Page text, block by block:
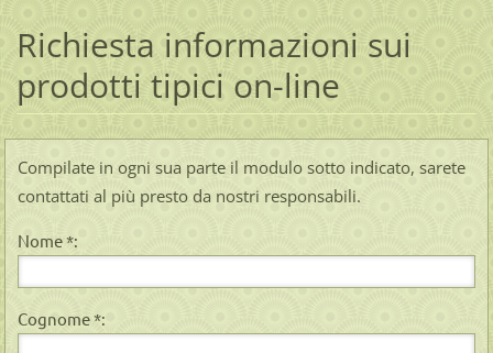
Richiesta informazioni sui
prodotti tipici on-line
Compilate in ogni sua parte il modulo sotto indicato, sarete
contattati al più presto da nostri responsabili.
Nome *:
Cognome *: